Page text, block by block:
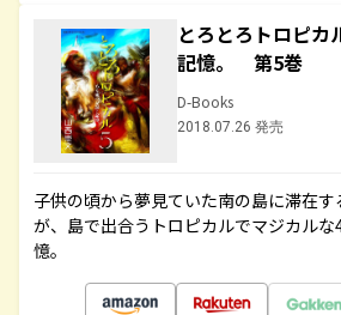
とろとろトロピ
記憶。 第5巻
D-Books
2018.07.26 発売
子供の頃から夢見ていた南の島に滞在
が、島で出合うトロピカルでマジカル
憶。